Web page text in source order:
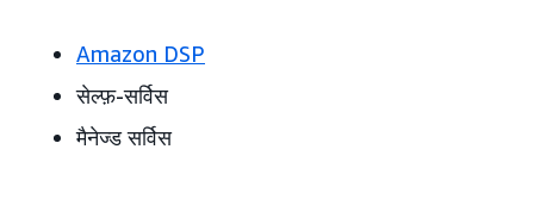
Amazon DSP
सेल्फ़-सर्विस
मैनेज्ड सर्विस